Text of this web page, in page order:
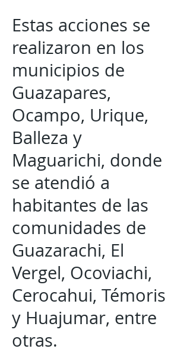
Estas acciones se
realizaron en los
municipios de
Guazapares,
Ocampo, Urique,
Balleza y
Maguarichi, donde
se atendió a
habitantes de las
comunidades de
Guazarachi, El
Vergel, Ocoviachi,
Cerocahui, Témoris
y Huajumar, entre
otras.